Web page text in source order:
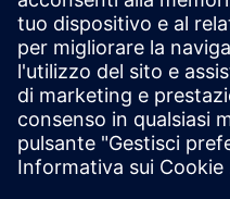
Cos'è il perossido di
Prodotti a base di
Prerequisiti